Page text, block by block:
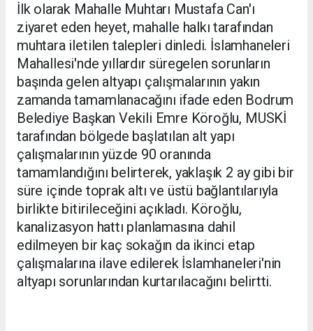
İlk olarak Mahalle Muhtarı Mustafa Can'ı
ziyaret eden heyet, mahalle halkı tarafından
muhtara iletilen talepleri dinledi. İslamhaneleri
Mahallesi'nde yıllardır süregelen sorunların
başında gelen altyapı çalışmalarının yakın
zamanda tamamlanacağını ifade eden Bodrum
Belediye Başkan Vekili Emre Köroğlu, MUSKİ
tarafından bölgede başlatılan alt yapı
çalışmalarının yüzde 90 oranında
tamamlandığını belirterek, yaklaşık 2 ay gibi bir
süre içinde toprak altı ve üstü bağlantılarıyla
birlikte bitirileceğini açıkladı. Köroğlu,
kanalizasyon hattı planlamasına dahil
edilmeyen bir kaç sokağın da ikinci etap
çalışmalarına ilave edilerek İslamhaneleri'nin
altyapı sorunlarından kurtarılacağını belirtti.